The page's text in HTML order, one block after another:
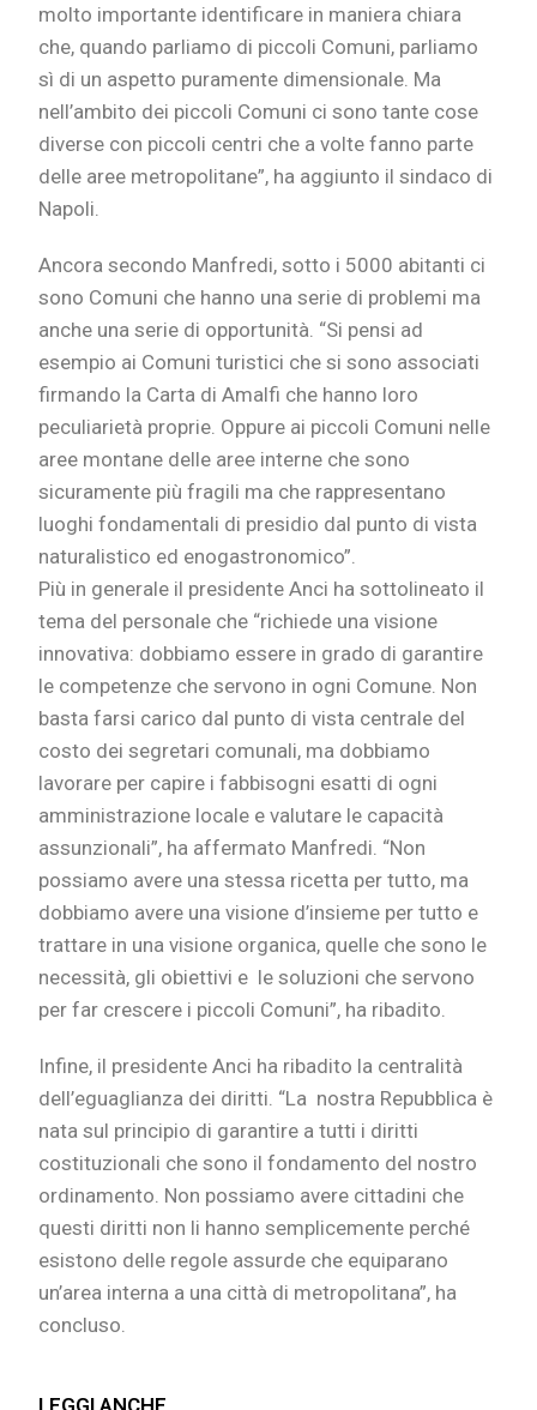
molto importante identificare in maniera chiara
che, quando parliamo di piccoli Comuni, parliamo
sì di un aspetto puramente dimensionale. Ma
nell’ambito dei piccoli Comuni ci sono tante cose
diverse con piccoli centri che a volte fanno parte
delle aree metropolitane”, ha aggiunto il sindaco di
Napoli.
Ancora secondo Manfredi, sotto i 5000 abitanti ci
sono Comuni che hanno una serie di problemi ma
anche una serie di opportunità. “Si pensi ad
esempio ai Comuni turistici che si sono associati
firmando la Carta di Amalfi che hanno loro
peculiarietà proprie. Oppure ai piccoli Comuni nelle
aree montane delle aree interne che sono
sicuramente più fragili ma che rappresentano
luoghi fondamentali di presidio dal punto di vista
naturalistico ed enogastronomico”.
Più in generale il presidente Anci ha sottolineato il
tema del personale che “richiede una visione
innovativa: dobbiamo essere in grado di garantire
le competenze che servono in ogni Comune. Non
basta farsi carico dal punto di vista centrale del
costo dei segretari comunali, ma dobbiamo
lavorare per capire i fabbisogni esatti di ogni
amministrazione locale e valutare le capacità
assunzionali”, ha affermato Manfredi. “Non
possiamo avere una stessa ricetta per tutto, ma
dobbiamo avere una visione d’insieme per tutto e
trattare in una visione organica, quelle che sono le
necessità, gli obiettivi e le soluzioni che servono
per far crescere i piccoli Comuni”, ha ribadito.
Infine, il presidente Anci ha ribadito la centralità
dell’eguaglianza dei diritti. “La nostra Repubblica è
nata sul principio di garantire a tutti i diritti
costituzionali che sono il fondamento del nostro
ordinamento. Non possiamo avere cittadini che
questi diritti non li hanno semplicemente perché
esistono delle regole assurde che equiparano
un’area interna a una città di metropolitana”, ha
concluso.
LEGGI ANCHE